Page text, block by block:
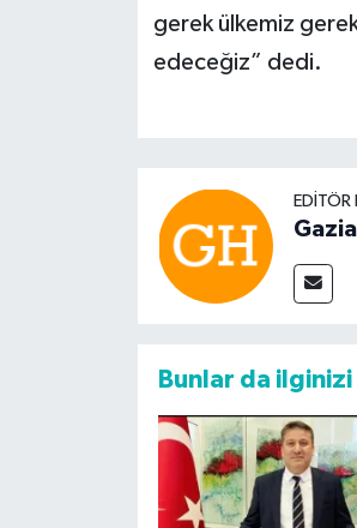
gerek ülkemiz
edeceğiz” dedi.
Bunlar da